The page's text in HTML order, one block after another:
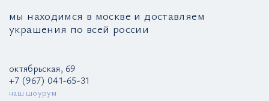
мы находимся в москве и доставляем
украшения по всей россии
октябрьская, 69
+7 (967) 041-65-31
наш шоурум